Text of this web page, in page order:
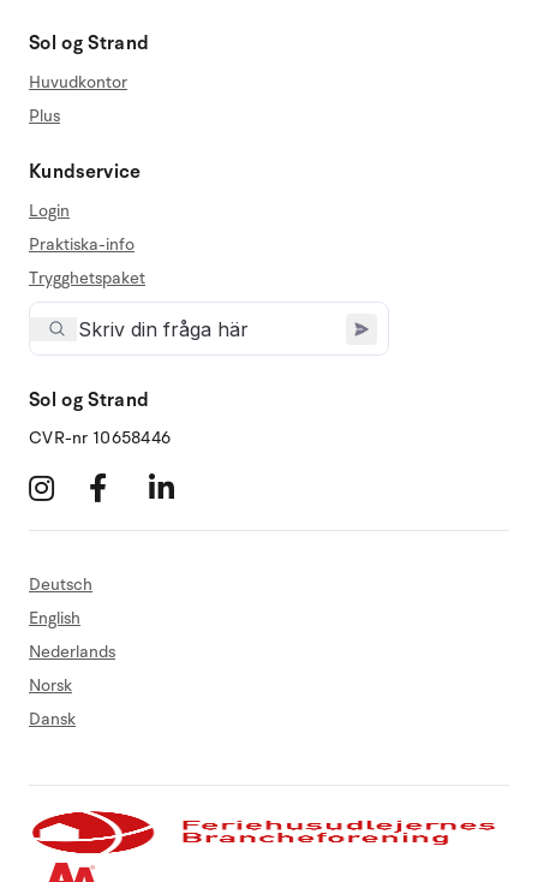
Sol og Strand
Huvudkontor
Plus
Kundservice
Login
Praktiska-info
Trygghetspaket
Sol og Strand
CVR-nr 10658446
Deutsch
English
Nederlands
Norsk
Dansk